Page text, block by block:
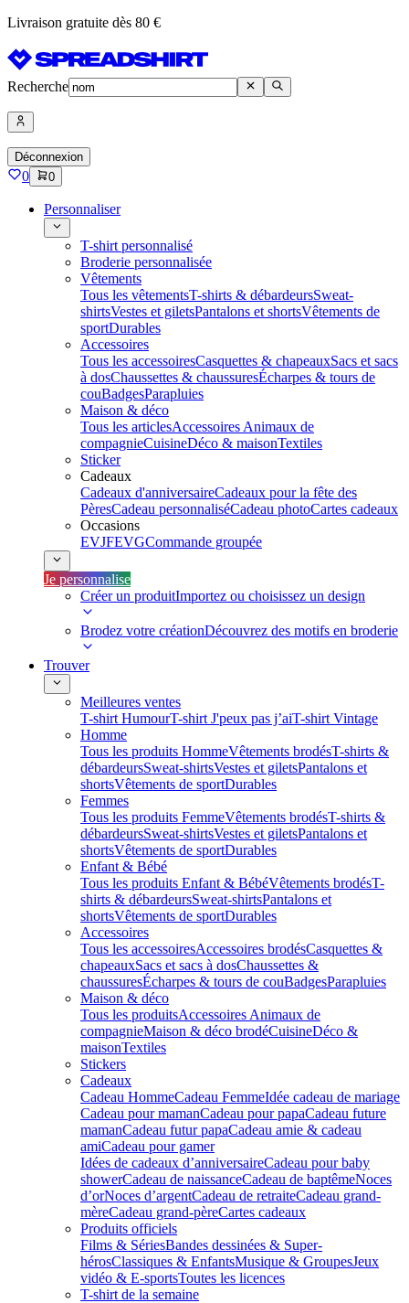
Livraison gratuite dès 80 €
Recherche
Déconnexion
0 0
Personnaliser
T-shirt personnalisé
Broderie personnalisée
Vêtements
Tous les vêtementsT-shirts & débardeursSweat-
shirtsVestes et giletsPantalons et shortsVêtements de
sportDurables
Accessoires
Tous les accessoiresCasquettes & chapeauxSacs et sacs
à dosChaussettes & chaussuresÉcharpes & tours de
couBadgesParapluies
Maison & déco
Tous les articlesAccessoires Animaux de
compagnieCuisineDéco & maisonTextiles
Sticker
Cadeaux
Cadeaux d'anniversaireCadeaux pour la fête des
PèresCadeau personnaliséCadeau photoCartes cadeaux
Occasions
EVJFEVGCommande groupée
Je personnalise
Créer un produitImportez ou choisissez un design
Brodez votre créationDécouvrez des motifs en broderie
Trouver
Meilleures ventes
T-shirt HumourT-shirt J'peux pas j’aiT-shirt Vintage
Homme
Tous les produits HommeVêtements brodésT-shirts &
débardeursSweat-shirtsVestes et giletsPantalons et
shortsVêtements de sportDurables
Femmes
Tous les produits FemmeVêtements brodésT-shirts &
débardeursSweat-shirtsVestes et giletsPantalons et
shortsVêtements de sportDurables
Enfant & Bébé
Tous les produits Enfant & BébéVêtements brodésT-
shirts & débardeursSweat-shirtsPantalons et
shortsVêtements de sportDurables
Accessoires
Tous les accessoiresAccessoires brodésCasquettes &
chapeauxSacs et sacs à dosChaussettes &
chaussuresÉcharpes & tours de couBadgesParapluies
Maison & déco
Tous les produitsAccessoires Animaux de
compagnieMaison & déco brodéCuisineDéco &
maisonTextiles
Stickers
Cadeaux
Cadeau HommeCadeau FemmeIdée cadeau de mariage​
Cadeau pour mamanCadeau pour papaCadeau future
mamanCadeau futur papaCadeau amie & cadeau
amiCadeau pour gamer
Idées de cadeaux d’anniversaireCadeau pour baby
showerCadeau de naissanceCadeau de baptêmeNoces
d’orNoces d’argentCadeau de retraiteCadeau grand-
mèreCadeau grand-pèreCartes cadeaux
Produits officiels
Films & SériesBandes dessinées & Super-
hérosClassiques & EnfantsMusique & GroupesJeux
vidéo & E-sportsToutes les licences
T-shirt de la semaine